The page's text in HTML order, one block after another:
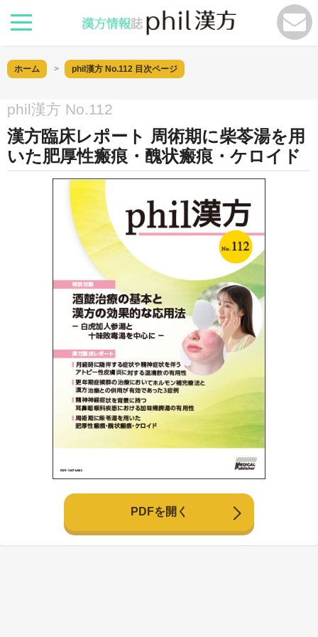
ホーム phil漢方 No.112 目次ページ
phil漢方 No.112
漢方臨床レポート 周術期に柴苓湯を用
いた肥厚性瘢痕・醜状瘢痕・ケロイド
PDFを開く